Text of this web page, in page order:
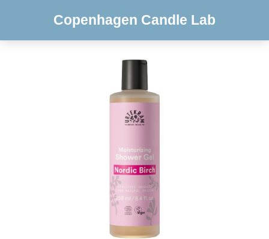
Copenhagen Candle Lab